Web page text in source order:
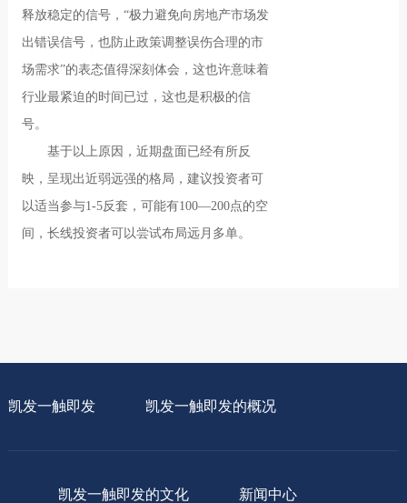
释放稳定的信号，“极力避免向房地产市场发
出错误信号，也防止政策调整误伤合理的市
场需求”的表态值得深刻体会，这也许意味着
行业最紧迫的时间已过，这也是积极的信
号。
基于以上原因，近期盘面已经有所反
映，呈现出近弱远强的格局，建议投资者可
以适当参与1-5反套，可能有100—200点的空
间，长线投资者可以尝试布局远月多单。
凯发一触即发 凯发一触即发的概况
凯发一触即发的文化 新闻中心